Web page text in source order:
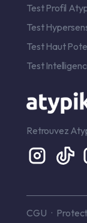
Test Profil
Test
Test Haut
Test
Retrouvez
CGU